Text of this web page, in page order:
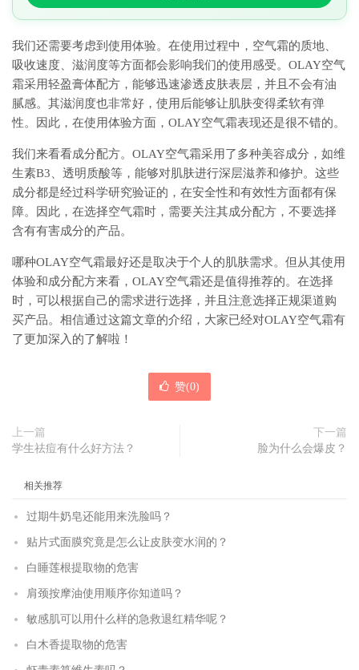
我们还需要考虑到使用体验。在使用过程中，空气霜的质地、
吸收速度、滋润度等方面都会影响我们的使用感受。OLAY空气
霜采用轻盈膏体配方，能够迅速渗透皮肤表层，并且不会有油
腻感。其滋润度也非常好，使用后能够让肌肤变得柔软有弹
性。因此，在使用体验方面，OLAY空气霜表现还是很不错的。
我们来看看成分配方。OLAY空气霜采用了多种美容成分，如维
生素B3、透明质酸等，能够对肌肤进行深层滋养和修护。这些
成分都是经过科学研究验证的，在安全性和有效性方面都有保
障。因此，在选择空气霜时，需要关注其成分配方，不要选择
含有有害成分的产品。
哪种OLAY空气霜最好还是取决于个人的肌肤需求。但从其使用
体验和成分配方来看，OLAY空气霜还是值得推荐的。在选择
时，可以根据自己的需求进行选择，并且注意选择正规渠道购
买产品。相信通过这篇文章的介绍，大家已经对OLAY空气霜有
了更加深入的了解啦！
赞(0)
上一篇
学生祛痘有什么好方法？
下一篇
脸为什么会爆皮？
相关推荐
过期牛奶皂还能用来洗脸吗？
贴片式面膜究竟是怎么让皮肤变水润的？
白睡莲根提取物的危害
肩颈按摩油使用顺序你知道吗？
敏感肌可以用什么样的急救退红精华呢？
白木香提取物的危害